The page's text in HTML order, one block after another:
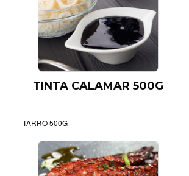
TINTA CALAMAR 500G
TARRO 500G